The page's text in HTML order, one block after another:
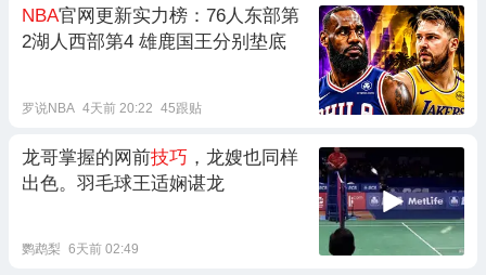
NBA官网更新实力榜：76人东部第
2湖人西部第4 雄鹿国王分别垫底
罗说NBA 4天前 20:22 45跟贴
龙哥掌握的网前技巧 ，龙嫂也同样
出色。羽毛球王适娴谌龙
鹦鹉梨 6天前 02:49